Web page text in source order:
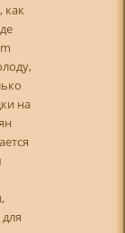
как
на